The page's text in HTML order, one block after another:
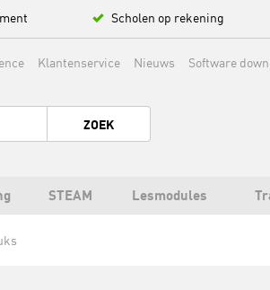
Scholen op rekening
Klantenservice Nieuws Software
ZOEK
STEAM Lesmodules